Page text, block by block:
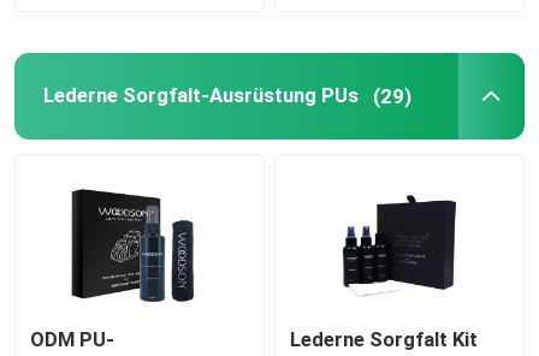
Schuh-Reinigungscreme
Auto-Wachs-Spray-Polnisches
Turnschuh-Sorgfalt-Ausrüstung
Möbel-Sorgfalt-Schutz-Ausrüstung
Lederne Sorgfalt-Ausrüstung PUs (29)
ODM PU-
Lederne Sorgfalt Kit